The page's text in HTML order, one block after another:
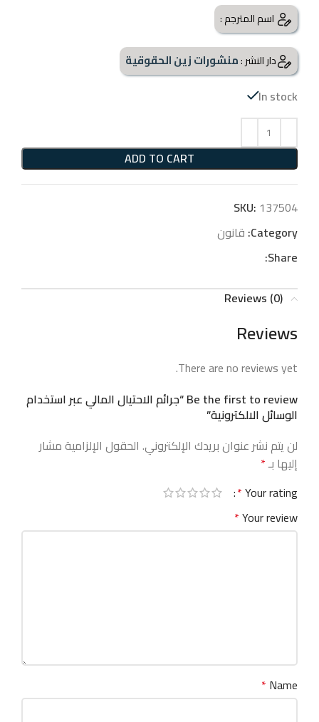
اسم المترجم :
دار النشر :منشورات زين الحقوقية
In stock
ADD TO CART
SKU: 137504
Category: قانون
Share:
Reviews (0)
Reviews
There are no reviews yet.
Be the first to review “جرائم الاحتيال المالي عبر استخدام
الوسائل الالكترونية”
لن يتم نشر عنوان بريدك الإلكتروني. الحقول الإلزامية مشار
إليها بـ*
Your rating
*
Your review
*
Name
*